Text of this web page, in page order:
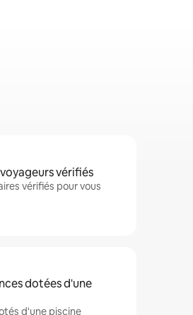
vérifiés
vérifiés pour vous
dotées d'une
d'une piscine